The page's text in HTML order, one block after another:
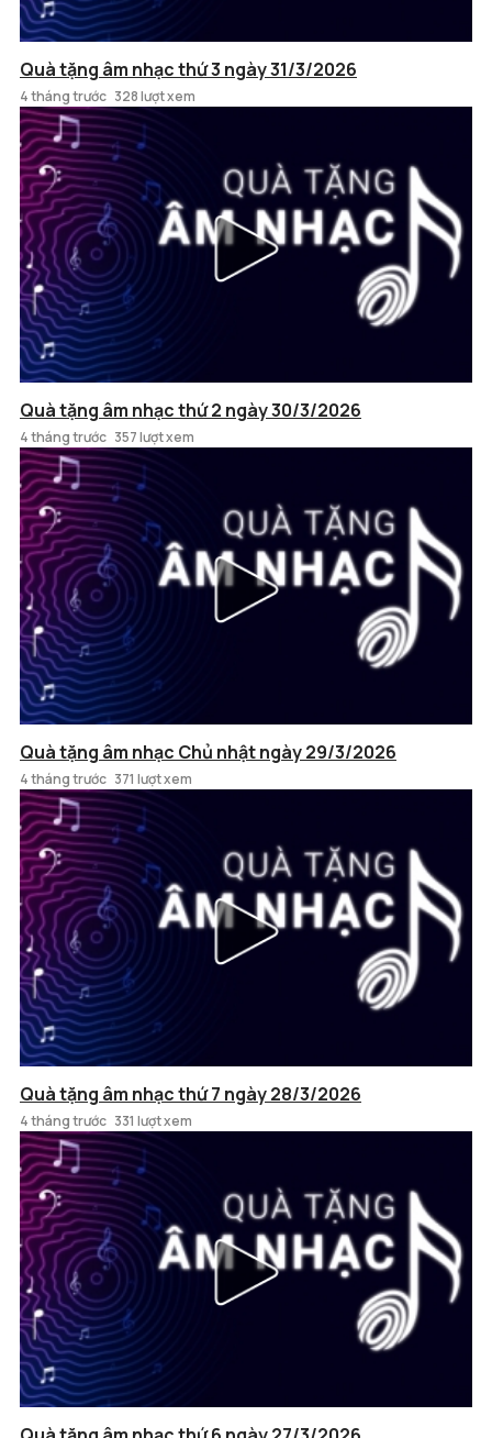
Quà tặng âm nhạc thứ 3 ngày 31/3/2026
4 tháng trước 328 lượt xem
Quà tặng âm nhạc thứ 2 ngày 30/3/2026
4 tháng trước 357 lượt xem
Quà tặng âm nhạc Chủ nhật ngày 29/3/2026
4 tháng trước 371 lượt xem
Quà tặng âm nhạc thứ 7 ngày 28/3/2026
4 tháng trước 331 lượt xem